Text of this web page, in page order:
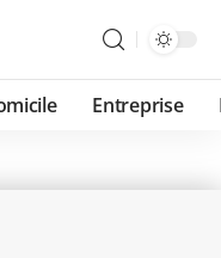
Entreprise